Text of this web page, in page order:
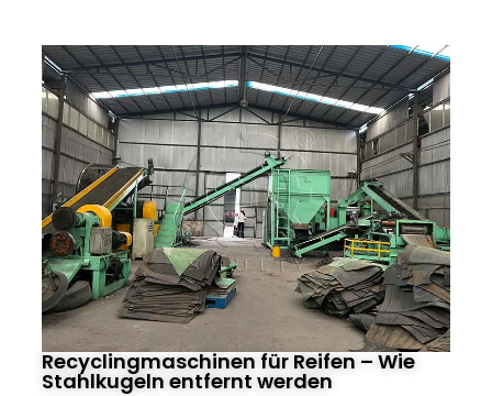
Recyclingmaschinen für Reifen – Wie
Stahlkugeln entfernt werden